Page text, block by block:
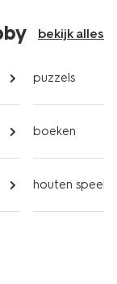
bekijk alles
puzzels
boeken
houten